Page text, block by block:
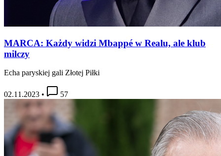
MARCA: Każdy widzi Mbappé w Realu, ale klub
milczy
Echa paryskiej gali Złotej Piłki
02.11.2023 • 57